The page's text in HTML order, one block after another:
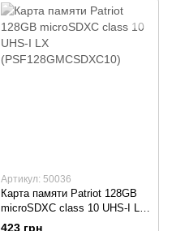
Артикул: 50036
Карта памяти Patriot 128GB
microSDXC class 10 UHS-I LX
(PSF128GMCSDXC10)
423 грн